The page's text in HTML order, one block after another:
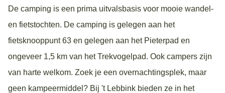
De camping is een prima uitvalsbasis voor mooie wandel-
en fietstochten. De camping is gelegen aan het
fietsknooppunt 63 en gelegen aan het Pieterpad en
ongeveer 1,5 km van het Trekvogelpad. Ook campers zijn
van harte welkom. Zoek je een overnachtingsplek, maar
geen kampeermiddel? Bij 't Lebbink bieden ze in het